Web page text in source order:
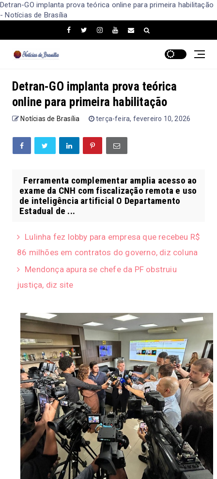
Detran-GO implanta prova teórica online para primeira habilitação
- Notícias de Brasília
Detran-GO implanta prova teórica
online para primeira habilitação
Notícias de Brasília terça-feira, fevereiro 10, 2026
Ferramenta complementar amplia acesso ao
exame da CNH com fiscalização remota e uso
de inteligência artificial O Departamento
Estadual de ...
Lulinha fez lobby para empresa que recebeu R$
86 milhões em contratos do governo, diz coluna
Mendonça apura se chefe da PF obstruiu
justiça, diz site